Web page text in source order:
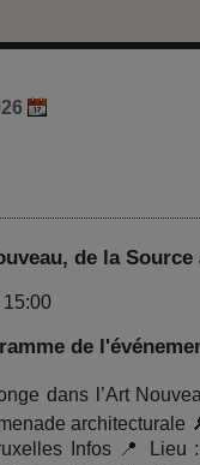
de la Source
15:00
de
dans l’Art
Infos 📍 Lieu